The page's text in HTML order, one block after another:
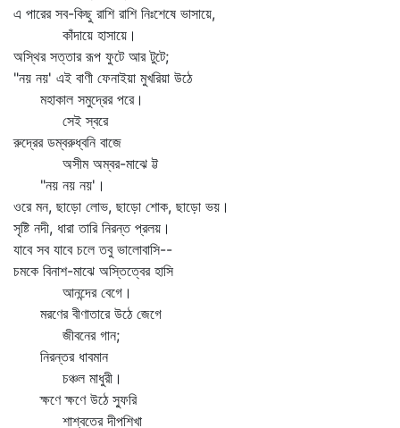
এ পারের সব-কিছু রাশি রাশি নিঃশেষে ভাসায়ে,
কাঁদায়ে হাসায়ে।
অস্থির সত্তার রূপ ফুটে আর টুটে;
"নয় নয়' এই বাণী ফেনাইয়া মুখরিয়া উঠে
মহাকাল সমুদ্রের পরে।
সেই স্বরে
রুদ্রের ডম্বরুধ্বনি বাজে
অসীম অম্বর-মাঝে ট্ট
"নয় নয় নয়'।
ওরে মন, ছাড়ো লোভ, ছাড়ো শোক, ছাড়ো ভয়।
সৃষ্টি নদী, ধারা তারি নিরন্ত প্রলয়।
যাবে সব যাবে চলে তবু ভালোবাসি--
চমকে বিনাশ-মাঝে অস্তিত্বের হাসি
আনন্দের বেগে।
মরণের বীণাতারে উঠে জেগে
জীবনের গান;
নিরন্তর ধাবমান
চঞ্চল মাধুরী।
ক্ষণে ক্ষণে উঠে স্ফুরি
শাশ্বতের দীপশিখা